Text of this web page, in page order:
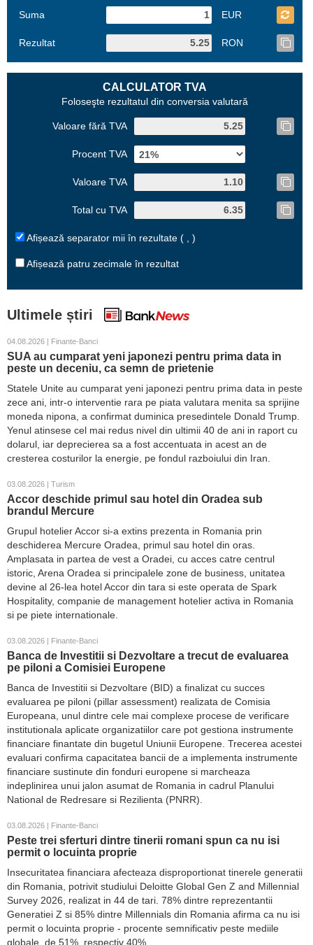
Suma EUR
Rezultat RON
CALCULATOR TVA
Foloseşte rezultatul din conversia valutară
Valoare fără TVA
Procent TVA
Valoare TVA
Total cu TVA
Afișează separator mii în rezultate ( , )
Afișează patru zecimale în rezultat
Ultimele știri
04.08.2026 | Finante-Banci
SUA au cumparat yeni japonezi pentru prima data in
peste un deceniu, ca semn de prietenie
Statele Unite au cumparat yeni japonezi pentru prima data in peste
zece ani, intr-o interventie rara pe piata valutara menita sa sprijine
moneda nipona, a confirmat duminica presedintele Donald Trump.
Yenul atinsese cel mai redus nivel din ultimii 40 de ani in raport cu
dolarul, iar deprecierea sa a fost accentuata in acest an de
cresterea costurilor la energie, pe fondul razboiului din Iran.
03.08.2026 | Turism
Accor deschide primul sau hotel din Oradea sub
brandul Mercure
Grupul hotelier Accor si-a extins prezenta in Romania prin
deschiderea Mercure Oradea, primul sau hotel din oras.
Amplasata in partea de vest a Oradei, cu acces catre centrul
istoric, Arena Oradea si principalele zone de business, unitatea
devine al 26-lea hotel Accor din tara si este operata de Spark
Hospitality, companie de management hotelier activa in Romania
si pe piete internationale.
03.08.2026 | Finante-Banci
Banca de Investitii si Dezvoltare a trecut de evaluarea
pe piloni a Comisiei Europene
Banca de Investitii si Dezvoltare (BID) a finalizat cu succes
evaluarea pe piloni (pillar assessment) realizata de Comisia
Europeana, unul dintre cele mai complexe procese de verificare
institutionala aplicate organizatiilor care pot gestiona instrumente
financiare finantate din bugetul Uniunii Europene. Trecerea acestei
evaluari confirma capacitatea bancii de a implementa instrumente
financiare sustinute din fonduri europene si marcheaza
indeplinirea unui jalon asumat de Romania in cadrul Planului
National de Redresare si Rezilienta (PNRR).
03.08.2026 | Finante-Banci
Peste trei sferturi dintre tinerii romani spun ca nu isi
permit o locuinta proprie
Insecuritatea financiara afecteaza disproportionat tinerele generatii
din Romania, potrivit studiului Deloitte Global Gen Z and Millennial
Survey 2026, realizat in 44 de tari. 78% dintre reprezentantii
Generatiei Z si 85% dintre Millennials din Romania afirma ca nu isi
permit o locuinta proprie - procente semnificativ peste mediile
globale, de 51%, respectiv 40%.